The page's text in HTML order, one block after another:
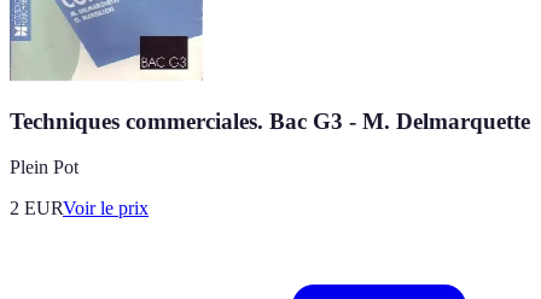
Techniques commerciales. Bac G3 - M. Delmarquette
Plein Pot
2 EURVoir le prix